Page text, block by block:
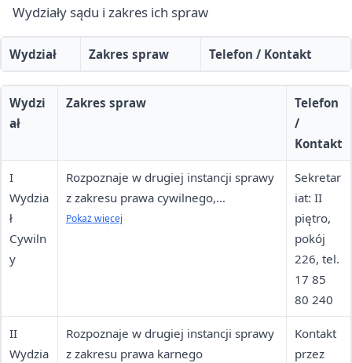
Wydziały sądu i zakres ich spraw
Wydział Zakres spraw Telefon / Kontakt
Wydzi
ał
Zakres spraw
Telefon
/
Kontakt
I
Wydzia
ł
Cywiln
y
Rozpoznaje w drugiej instancji sprawy
z zakresu prawa cywilnego,
gospodarczego oraz rodzinnego i
Pokaż więcej
Sekretar
iat: II
piętro,
pokój
226, tel.
17 85
80 240
II
Wydzia
Rozpoznaje w drugiej instancji sprawy
z zakresu prawa karnego
Kontakt
przez